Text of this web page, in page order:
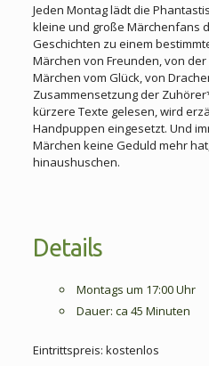
Jeden Montag lädt die
kleine und große Märchenfans
Geschichten zu einem
Märchen von Freunden, von der
Märchen vom Glück, von
Zusammensetzung der
kürzere Texte gelesen, wird
Handpuppen eingesetzt. Und
Märchen keine Geduld mehr
hinaushuschen.
Details
Montags um 17:00 Uhr
Dauer: ca 45 Minuten
Eintrittspreis: kostenlos